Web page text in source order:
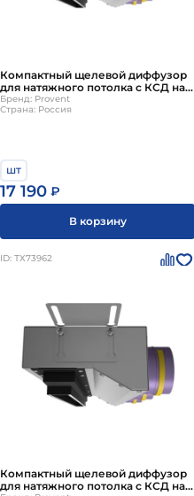
Компактный щелевой диффузор
для натяжного потолка с КСД на 3
выхода VPNDU 500х25/75х3
Provent
Бренд: Provent
Страна: Россия
шт
17 190 ₽
В корзину
ID: ТХ73962
Компактный щелевой диффузор
для натяжного потолка с КСД на 3